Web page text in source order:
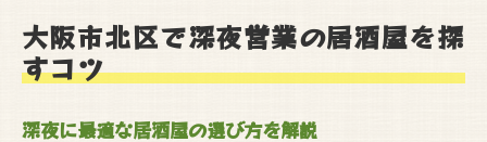
深夜営業居酒屋の最新トレンドをチェック
深夜まで楽しめる大阪市西淀川区の居酒屋事情
遅い時間でも安心できる居酒屋の選択肢
大阪市北区で深夜営業の居酒屋を探
すコツ
深夜に最適な居酒屋の選び方を解説